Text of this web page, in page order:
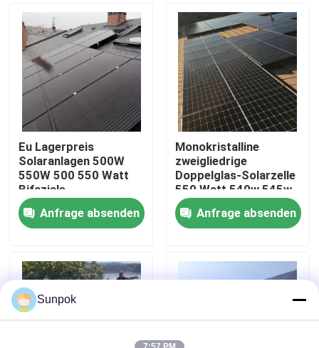
Videos
Über uns
Werksbesichtigung
Qualitätskontrolle
Kontakt mit uns
Fälle
Bitte um ein Angebot
Eu Lagerpreis
Solaranlagen 500W
550W 500 550 Watt
Bifaziale
monokristalline
Solaranlage
Anfrage absenden
Monokristalline
zweigliedrige
Doppelglas-Solarzelle
550 Watt 540w 545w
550w 555w
Anfrage absenden
Sunpok